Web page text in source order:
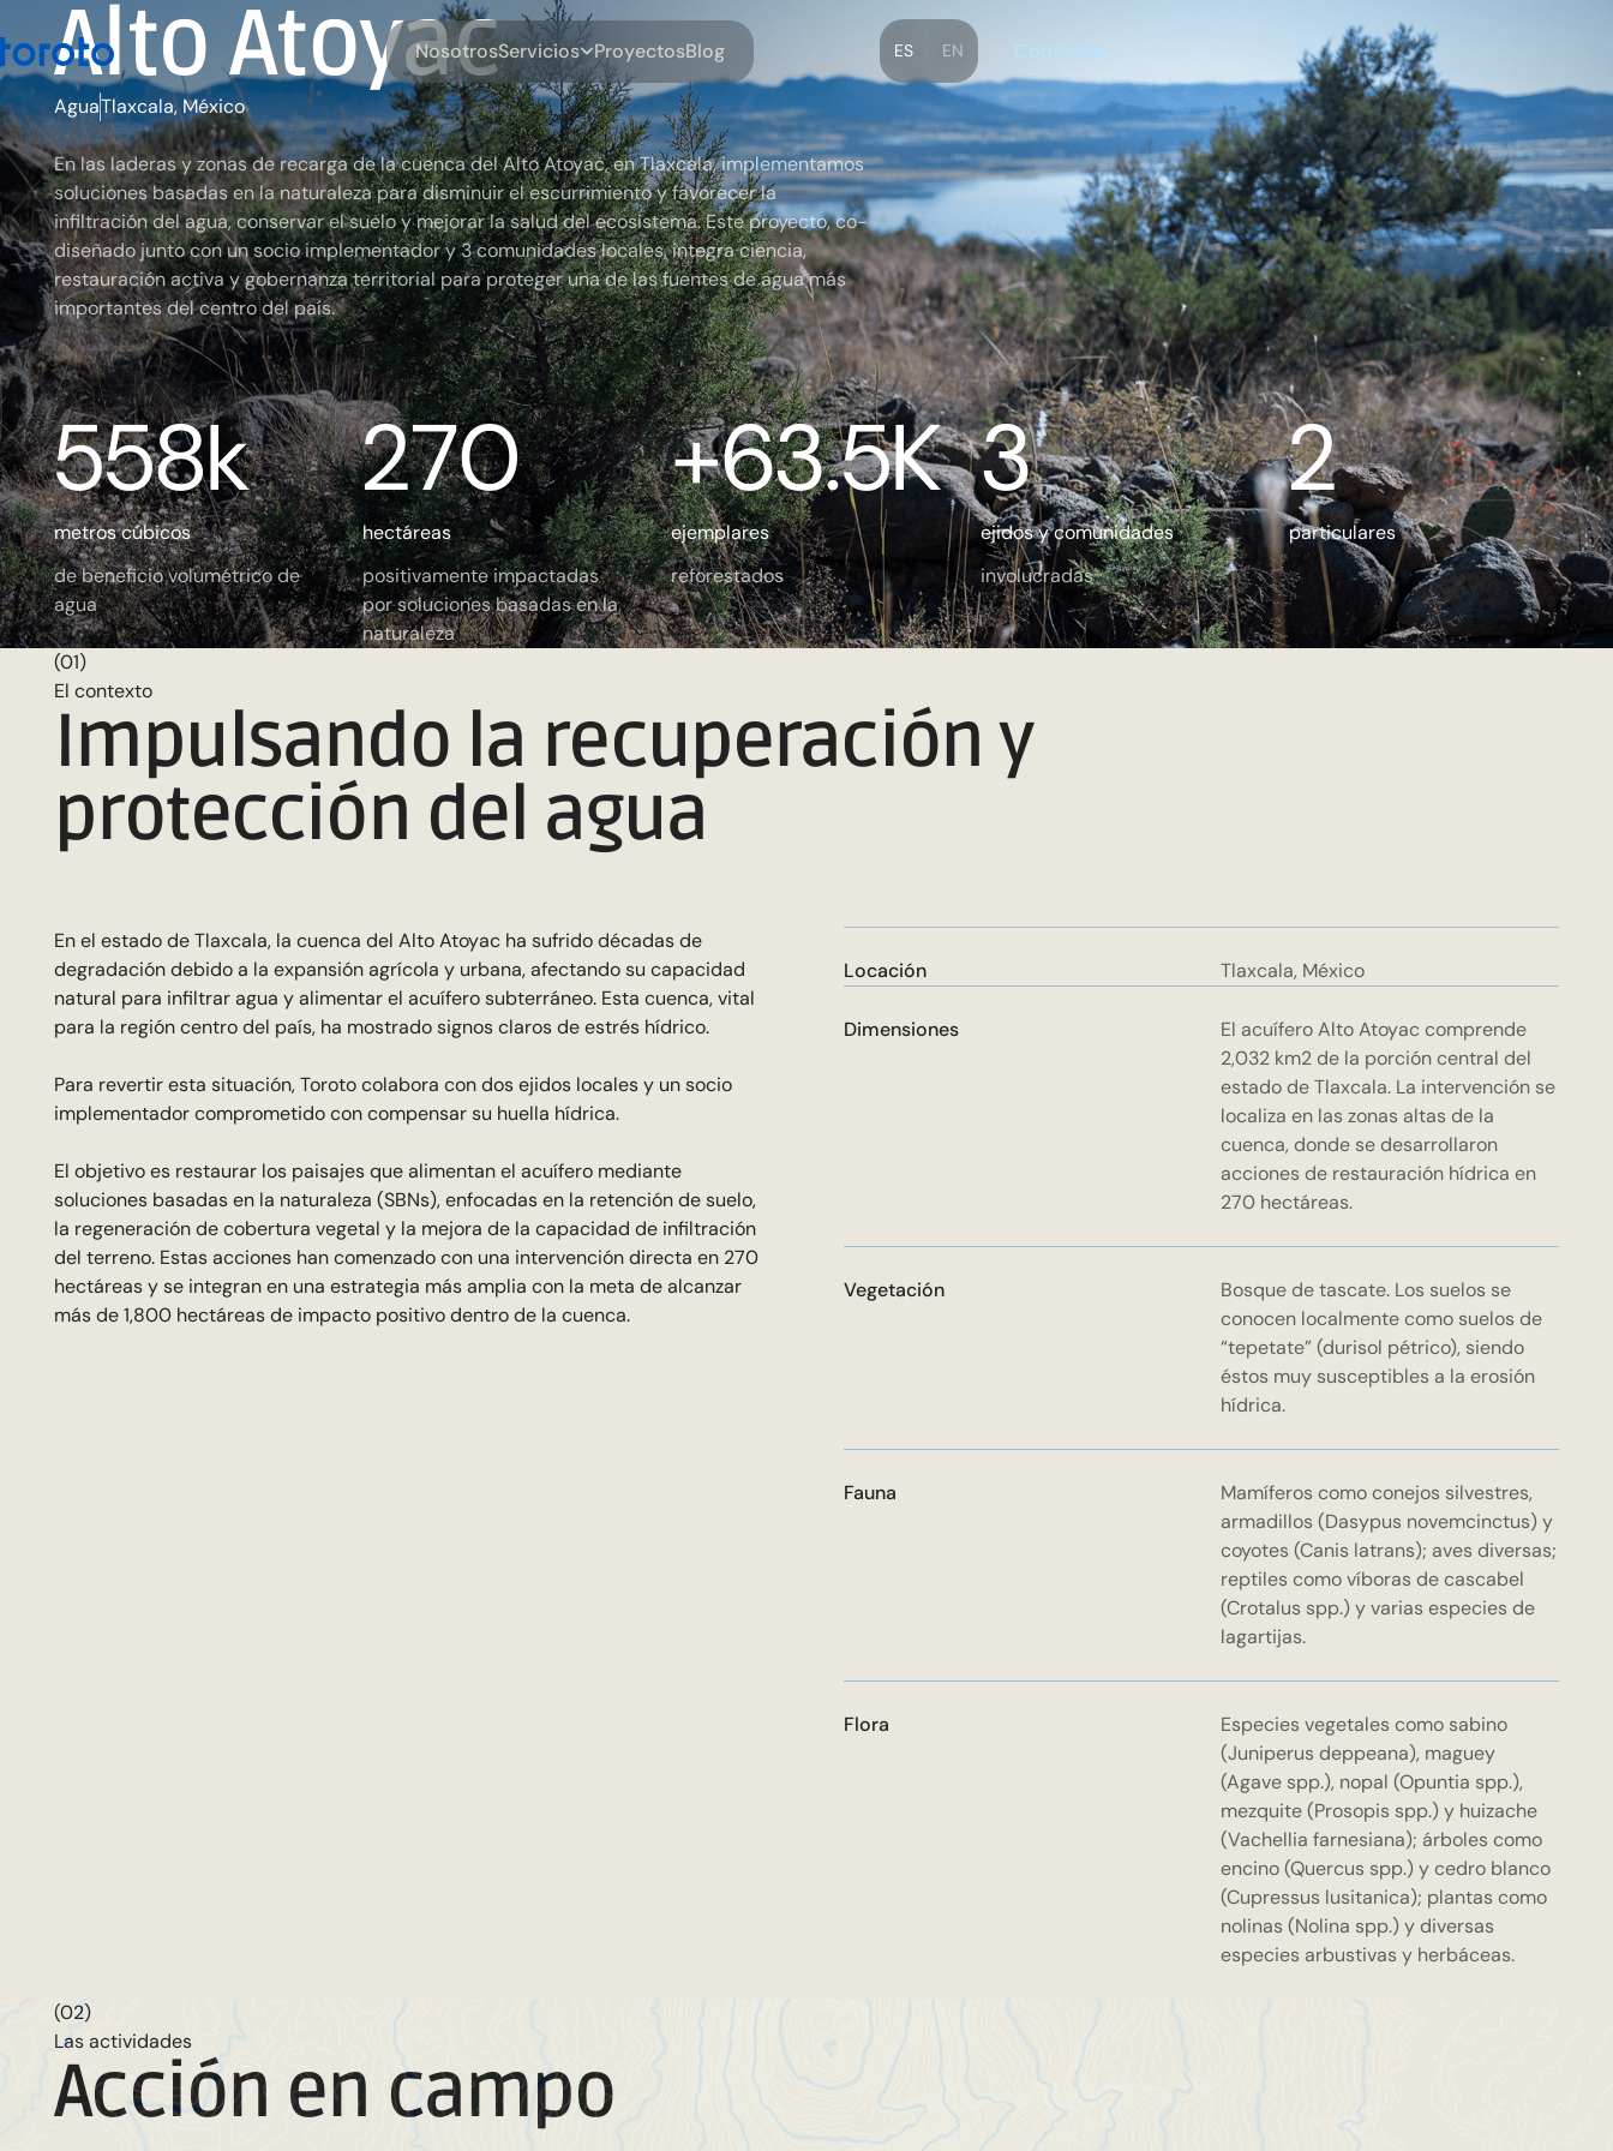
NosotrosServicios ProyectosBlog ES EN Comienza
Alto Atoyac
AguaTlaxcala, México
En las laderas y zonas de recarga de la cuenca del Alto Atoyac, en Tlaxcala, implementamos
soluciones basadas en la naturaleza para disminuir el escurrimiento y favorecer la
infiltración del agua, conservar el suelo y mejorar la salud del ecosistema. Este proyecto, co-
diseñado junto con un socio implementador y 3 comunidades locales, integra ciencia,
restauración activa y gobernanza territorial para proteger una de las fuentes de agua más
importantes del centro del país.
558k
metros cúbicos
de beneficio volumétrico de
agua
270
hectáreas
positivamente impactadas
por soluciones basadas en la
naturaleza
+63.5K
ejemplares
reforestados
3
ejidos y comunidades
involucradas
2
particulares
(01)
El contexto
Impulsando la recuperación y
protección del agua
En el estado de Tlaxcala, la cuenca del Alto Atoyac ha sufrido décadas de
degradación debido a la expansión agrícola y urbana, afectando su capacidad
natural para infiltrar agua y alimentar el acuífero subterráneo. Esta cuenca, vital
para la región centro del país, ha mostrado signos claros de estrés hídrico.
Para revertir esta situación, Toroto colabora con dos ejidos locales y un socio
implementador comprometido con compensar su huella hídrica.
El objetivo es restaurar los paisajes que alimentan el acuífero mediante
soluciones basadas en la naturaleza (SBNs), enfocadas en la retención de suelo,
la regeneración de cobertura vegetal y la mejora de la capacidad de infiltración
del terreno. Estas acciones han comenzado con una intervención directa en 270
hectáreas y se integran en una estrategia más amplia con la meta de alcanzar
más de 1,800 hectáreas de impacto positivo dentro de la cuenca.
Locación Tlaxcala, México
Dimensiones
El acuífero Alto Atoyac comprende
2,032 km2 de la porción central del
estado de Tlaxcala. La intervención se
localiza en las zonas altas de la
cuenca, donde se desarrollaron
acciones de restauración hídrica en
270 hectáreas.
Vegetación
Bosque de tascate. Los suelos se
conocen localmente como suelos de
“tepetate” (durisol pétrico), siendo
éstos muy susceptibles a la erosión
hídrica.
Fauna
Mamíferos como conejos silvestres,
armadillos (Dasypus novemcinctus) y
coyotes (Canis latrans); aves diversas;
reptiles como víboras de cascabel
(Crotalus spp.) y varias especies de
lagartijas.
Flora
Especies vegetales como sabino
(Juniperus deppeana), maguey
(Agave spp.), nopal (Opuntia spp.),
mezquite (Prosopis spp.) y huizache
(Vachellia farnesiana); árboles como
encino (Quercus spp.) y cedro blanco
(Cupressus lusitanica); plantas como
nolinas (Nolina spp.) y diversas
especies arbustivas y herbáceas.
(02)
Las actividades
Acción en campo